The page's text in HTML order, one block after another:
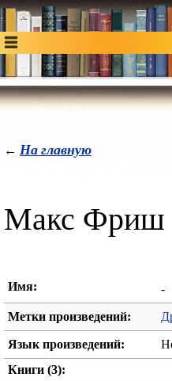
← На главную
Макс Фриш
Имя: -
Метки произведений:
Язык произведений:
Книги (3):